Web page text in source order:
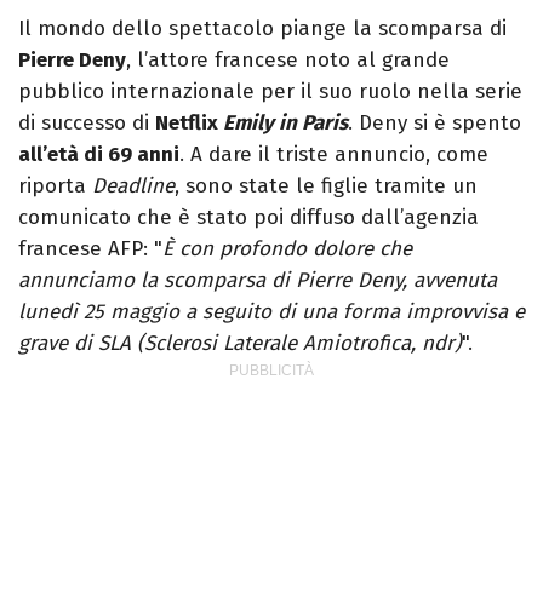
Il mondo dello spettacolo piange la scomparsa di
Pierre Deny, l’attore francese noto al grande
pubblico internazionale per il suo ruolo nella serie
di successo di Netflix Emily in Paris. Deny si è spento
all’età di 69 anni. A dare il triste annuncio, come
riporta Deadline, sono state le figlie tramite un
comunicato che è stato poi diffuso dall’agenzia
francese AFP: "È con profondo dolore che
annunciamo la scomparsa di Pierre Deny, avvenuta
lunedì 25 maggio a seguito di una forma improvvisa e
grave di SLA (Sclerosi Laterale Amiotrofica, ndr)".